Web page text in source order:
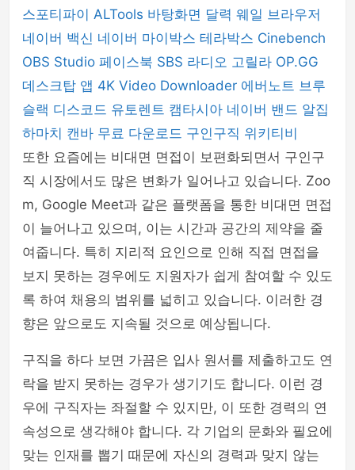
스포티파이 ALTools 바탕화면 달력 웨일 브라우저
네이버 백신 네이버 마이박스 테라박스 Cinebench
OBS Studio 페이스북 SBS 라디오 고릴라 OP.GG
데스크탑 앱 4K Video Downloader 에버노트 브루
슬랙 디스코드 유토렌트 캠타시아 네이버 밴드 알집
하마치 캔바 무료 다운로드 구인구직 위키티비
또한 요즘에는 비대면 면접이 보편화되면서 구인구
직 시장에서도 많은 변화가 일어나고 있습니다. Zoo
m, Google Meet과 같은 플랫폼을 통한 비대면 면접
이 늘어나고 있으며, 이는 시간과 공간의 제약을 줄
여줍니다. 특히 지리적 요인으로 인해 직접 면접을
보지 못하는 경우에도 지원자가 쉽게 참여할 수 있도
록 하여 채용의 범위를 넓히고 있습니다. 이러한 경
향은 앞으로도 지속될 것으로 예상됩니다.
구직을 하다 보면 가끔은 입사 원서를 제출하고도 연
락을 받지 못하는 경우가 생기기도 합니다. 이런 경
우에 구직자는 좌절할 수 있지만, 이 또한 경력의 연
속성으로 생각해야 합니다. 각 기업의 문화와 필요에
맞는 인재를 뽑기 때문에 자신의 경력과 맞지 않는